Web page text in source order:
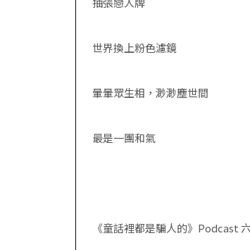
世界換上粉色濾鏡
暈暈眾生相，渺渺塵世間
最是一團和氣
《童話裡都是騙人的》 Podcast